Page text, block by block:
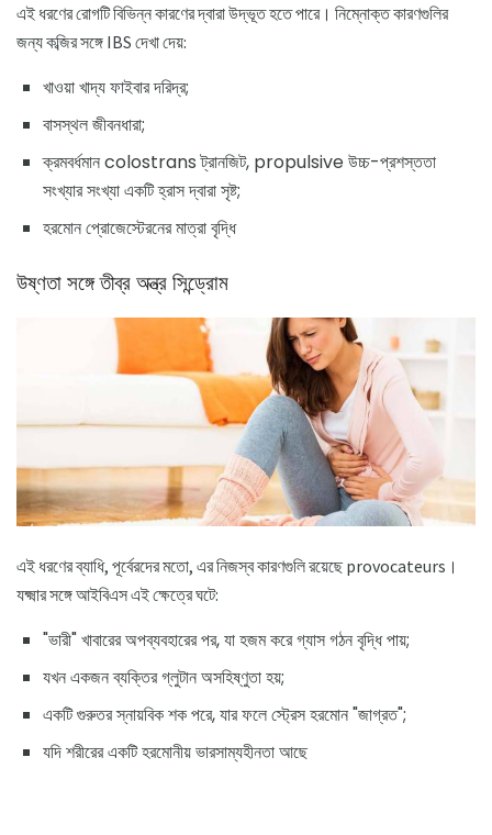
এই ধরণের রোগটি বিভিন্ন কারণের দ্বারা উদ্ভূত হতে পারে। নিম্নোক্ত কারণগুলির
জন্য কব্জির সঙ্গে IBS দেখা দেয়:
খাওয়া খাদ্য ফাইবার দরিদ্র;
বাসস্থল জীবনধারা;
ক্রমবর্ধমান colostrans ট্রানজিট, propulsive উচ্চ-প্রশস্ততা
সংখ্যার সংখ্যা একটি হ্রাস দ্বারা সৃষ্ট;
হরমোন প্রোজেস্টেরনের মাত্রা বৃদ্ধি
উষ্ণতা সঙ্গে তীব্র অন্ত্র সিন্ড্রোম
এই ধরণের ব্যাধি, পূর্বেরদের মতো, এর নিজস্ব কারণগুলি রয়েছে provocateurs।
যক্ষ্মার সঙ্গে আইবিএস এই ক্ষেত্রে ঘটে:
"ভারী" খাবারের অপব্যবহারের পর, যা হজম করে গ্যাস গঠন বৃদ্ধি পায়;
যখন একজন ব্যক্তির গ্লুটান অসহিষ্ণুতা হয়;
একটি গুরুতর স্নায়বিক শক পরে, যার ফলে স্ট্রেস হরমোন "জাগ্রত";
যদি শরীরের একটি হরমোনীয় ভারসাম্যহীনতা আছে